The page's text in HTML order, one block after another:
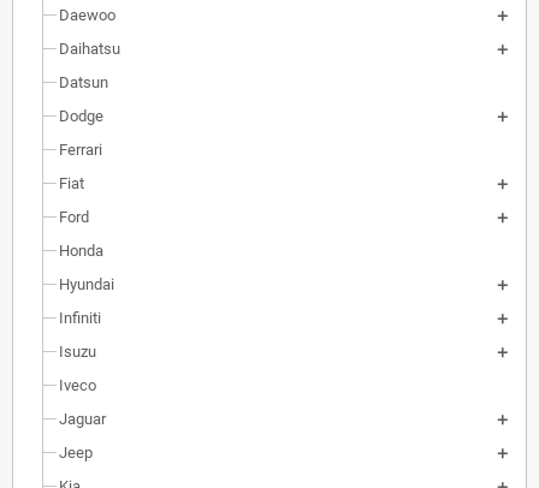
Daewoo
Daihatsu
Datsun
Dodge
Ferrari
Fiat
Ford
Honda
Hyundai
Infiniti
Isuzu
Iveco
Jaguar
Jeep